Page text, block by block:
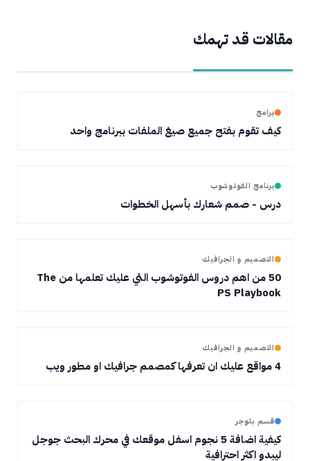
مقالات قد تهمك
برامج
كيف تقوم بفتح جميع صيغ الملفات ببرنامج واحد
برنامج الفوتوشوب
درس - صمم شعارك بأسهل الخطوات
التصميم و الجرافيك
50 من اهم دروس الفوتوشوب التي عليك تعلمها من The
PS Playbook
التصميم و الجرافيك
4 مواقع عليك ان تعرفها كمصمم جرافيك او مطور ويب
قسم بلوجر
كيفية اضافة 5 نجوم اسفل موقعك في محرك البحث جوجل
ليبدو اكثر احترافية